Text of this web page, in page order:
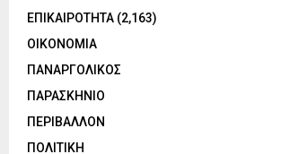
ΕΠΙΚΑΙΡΟΤΗΤΑ (2,163)
ΟΙΚΟΝΟΜΙΑ
ΠΑΝΑΡΓΟΛΙΚΟΣ
ΠΑΡΑΣΚΗΝΙΟ
ΠΕΡΙΒΑΛΛΟΝ
ΠΟΛΙΤΙΚΗ